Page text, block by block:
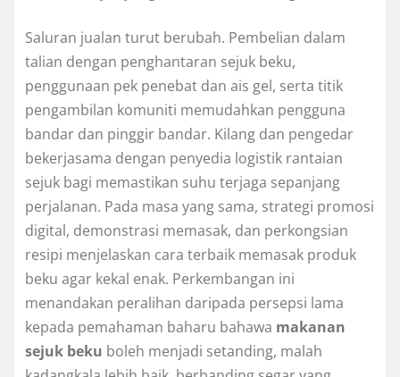
Saluran jualan turut berubah. Pembelian dalam
talian dengan penghantaran sejuk beku,
penggunaan pek penebat dan ais gel, serta titik
pengambilan komuniti memudahkan pengguna
bandar dan pinggir bandar. Kilang dan pengedar
bekerjasama dengan penyedia logistik rantaian
sejuk bagi memastikan suhu terjaga sepanjang
perjalanan. Pada masa yang sama, strategi promosi
digital, demonstrasi memasak, dan perkongsian
resipi menjelaskan cara terbaik memasak produk
beku agar kekal enak. Perkembangan ini
menandakan peralihan daripada persepsi lama
kepada pemahaman baharu bahawa makanan
sejuk beku boleh menjadi setanding, malah